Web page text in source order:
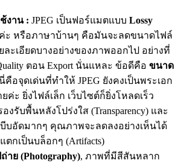
งาน : JPEG เป็นฟอร์แมตแบบ Lossy
ค่ะ หรือภาษาบ้านๆ คือมันจะลดขนาดไฟล์
ละเอียดบางอย่างของภาพออกไป อย่างที่
ตอน Export นั่นแหละ ข้อดีคือ ขนาด
นี่คือจุดเด่นที่ทำให้ JPEG ยังคงเป็นพระเอก
ค่ะ ยิ่งไฟล์เล็ก เว็บไซต์ก็ยิ่งโหลดเร็ว
งรับพื้นหลังโปร่งใส (Transparency) และ
บอัดมากๆ คุณภาพจะลดลงอย่างเห็นได้
กเป็นบล็อกๆ (Artifacts)
าย (Photography), ภาพที่มีสีสันหลาก